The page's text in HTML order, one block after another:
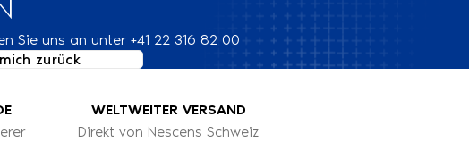
Sie uns an unter +41 22 316 82 00
zurück
WELTWEITER VERSAND
Direkt von Nescens Schweiz